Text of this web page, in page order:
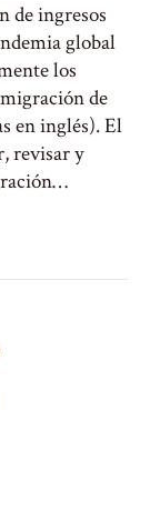
de ingresos
global
los
de
en inglés). El
revisar y